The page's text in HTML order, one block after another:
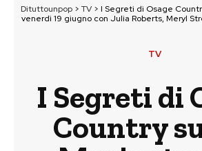
Dituttounpop > TV > I Segreti di Osage
venerdì 19 giugno con Julia Roberts, Meryl
TV
I Segreti di
Country